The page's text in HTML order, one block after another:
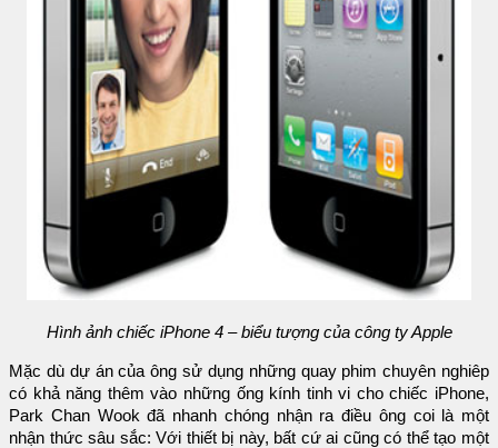
Hình ảnh chiếc iPhone 4 – biểu tượng của công ty Apple
Mặc dù dự án của ông sử dụng những quay phim chuyên nghiêp
có khả năng thêm vào những ống kính tinh vi cho chiếc iPhone,
Park Chan Wook đã nhanh chóng nhận ra điều ông coi là một
nhận thức sâu sắc: Với thiết bị này, bất cứ ai cũng có thể tạo một